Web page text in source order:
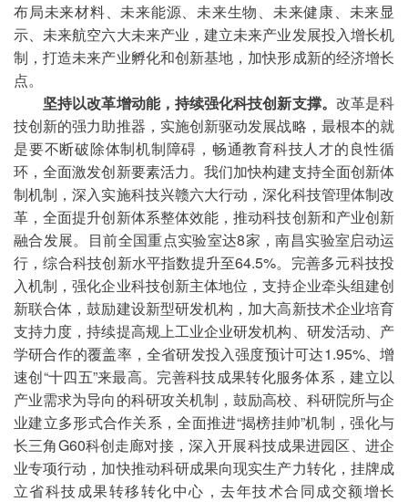
布局未来材料、未来能源、未来生物、未来健康、未来显
示、未来航空六大未来产业，建立未来产业发展投入增长机
制，打造未来产业孵化和创新基地，加快形成新的经济增长
点。
坚持以改革增动能，持续强化科技创新支撑。 改革是科
技创新的强力助推器，实施创新驱动发展战略，最根本的就
是要不断破除体制机制障碍，畅通教育科技人才的良性循
环，全面激发创新要素活力。我们加快构建支持全面创新体
制机制，深入实施科技兴赣六大行动，深化科技管理体制改
革，全面提升创新体系整体效能，推动科技创新和产业创新
融合发展。目前全国重点实验室达8家，南昌实验室启动运
行，综合科技创新水平指数提升至64.5%。完善多元科技投
入机制，强化企业科技创新主体地位，支持企业牵头组建创
新联合体，鼓励建设新型研发机构，加大高新技术企业培育
支持力度，持续提高规上工业企业研发机构、研发活动、产
学研合作的覆盖率，全省研发投入强度预计可达1.95%、增
速创“十四五”来最高。完善科技成果转化服务体系，建立以
产业需求为导向的科研攻关机制，鼓励高校、科研院所与企
业建立多形式合作关系，全面推进“揭榜挂帅”机制，强化与
长三角G60科创走廊对接，深入开展科技成果进园区、进企
业专项行动，加快推动科研成果向现实生产力转化，挂牌成
立省科技成果转移转化中心，去年技术合同成交额增长